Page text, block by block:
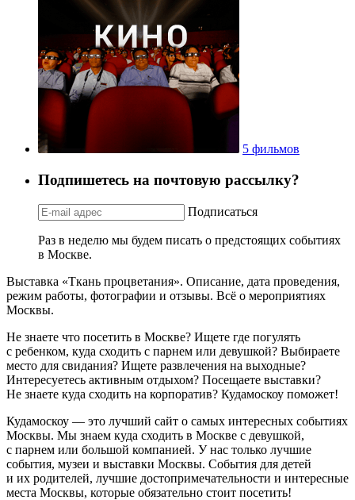
5 фильмов
Подпишетесь на почтовую рассылку?
Подписаться
Раз в неделю мы будем писать о предстоящих событиях
в Москве.
Выставка «Ткань процветания». Описание, дата проведения,
режим работы, фотографии и отзывы. Всё о мероприятиях
Москвы.
Не знаете что посетить в Москве? Ищете где погулять
с ребенком, куда сходить с парнем или девушкой? Выбираете
место для свидания? Ищете развлечения на выходные?
Интересуетесь активным отдыхом? Посещаете выставки?
Не знаете куда сходить на корпоратив? Кудамоскоу поможет!
Кудамоскоу — это лучший сайт о самых интересных событиях
Москвы. Мы знаем куда сходить в Москве с девушкой,
с парнем или большой компанией. У нас только лучшие
события, музеи и выставки Москвы. События для детей
и их родителей, лучшие достопримечательности и интересные
места Москвы, которые обязательно стоит посетить!